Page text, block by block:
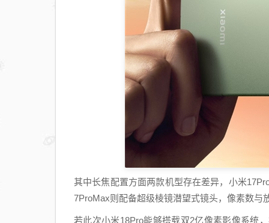
其中长焦配置方面两款机型存在差异，小米
7ProMax则配备超级棱镜潜望式镜头，像素数与
若此次小米18Pro能够搭载双2亿像素影像系统